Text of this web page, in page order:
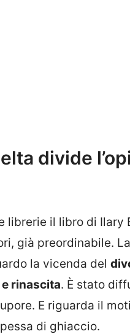
divide
librerie il libro di Ilary
già preordinabile.
la vicenda del
rinascita. È stato
E riguarda il
di ghiaccio.